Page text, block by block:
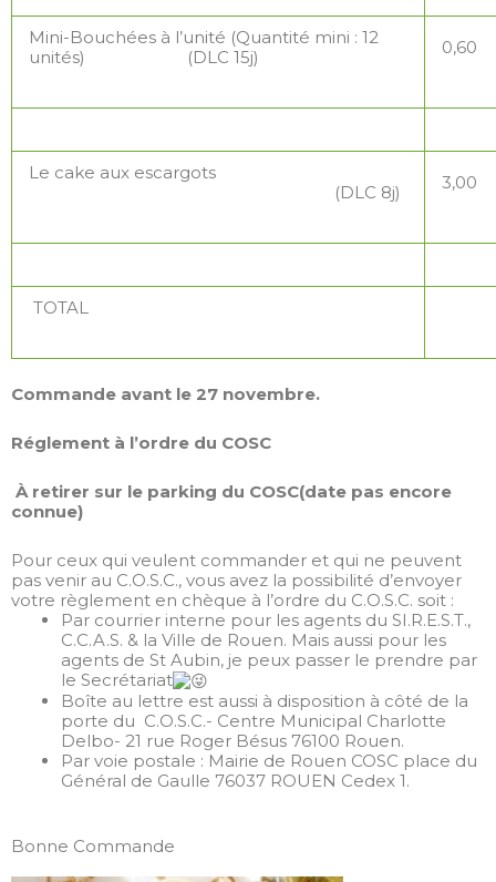
Mini-Bouchées à l’unité (Quantité mini : 12
unités) (DLC 15j)
0,60
Le cake aux escargots
(DLC 8j)
3,00
TOTAL
Commande avant le 27 novembre.
Réglement à l’ordre du COSC
À retirer sur le parking du COSC(date pas encore
connue)
Pour ceux qui veulent commander et qui ne peuvent
pas venir au C.O.S.C., vous avez la possibilité d’envoyer
votre règlement en chèque à l’ordre du C.O.S.C. soit :
Par courrier interne pour les agents du SI.R.E.S.T.,
C.C.A.S. & la Ville de Rouen. Mais aussi pour les
agents de St Aubin, je peux passer le prendre par
le Secrétariat
Boîte au lettre est aussi à disposition à côté de la
porte du C.O.S.C.- Centre Municipal Charlotte
Delbo- 21 rue Roger Bésus 76100 Rouen.
Par voie postale : Mairie de Rouen COSC place du
Général de Gaulle 76037 ROUEN Cedex 1.
Bonne Commande